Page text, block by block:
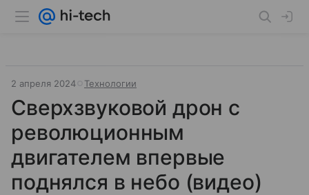
2 апреля 2024 Технологии
Сверхзвуковой дрон с
революционным
двигателем впервые
поднялся в небо (видео)